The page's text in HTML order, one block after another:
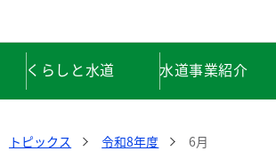
くらしと水道 水道事業紹介
トピックス 令和8年度 6月